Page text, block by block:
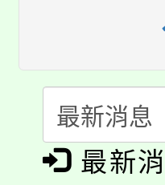
半價
者。
份教師
大溪
淨零
會
115年
程
「本色
8/21下
最新